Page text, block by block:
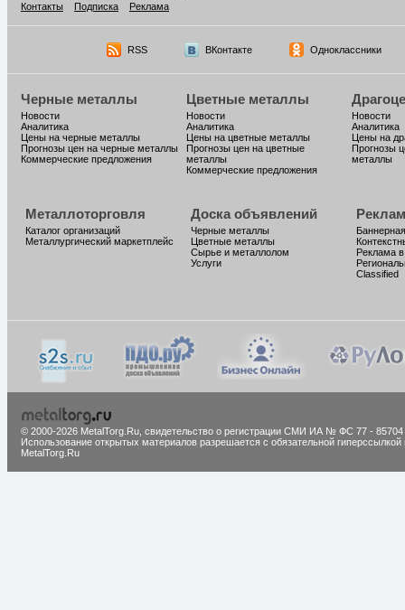
Контакты
Подписка Реклама
RSS ВКонтакте Одноклассники
Черные металлы
Новости
Аналитика
Цены на черные металлы
Прогнозы цен на черные металлы
Коммерческие предложения
Цветные металлы
Новости
Аналитика
Цены на цветные металлы
Прогнозы цен на цветные
металлы
Коммерческие предложения
Новости
Аналитика
Цены на
Прогнозы
металлы
Металлоторговля
Каталог организаций
Металлургический маркетплейс
Доска объявлений
Черные металлы
Цветные металлы
Сырье и металлолом
Услуги
Реклама
Classified
© 2000-2026 MetalTorg.Ru, cвидетельство о регистрации СМИ ИА № ФС 77 - 85704
Использование открытых материалов разрешается с обязательной гиперссылкой
MetalTorg.Ru